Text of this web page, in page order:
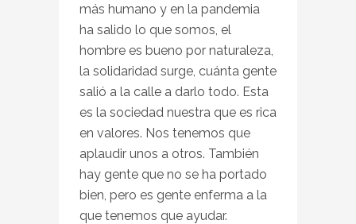
más humano y en la pandemia
ha salido lo que somos, el
hombre es bueno por naturaleza,
la solidaridad surge, cuánta gente
salió a la calle a darlo todo. Esta
es la sociedad nuestra que es rica
en valores. Nos tenemos que
aplaudir unos a otros. También
hay gente que no se ha portado
bien, pero es gente enferma a la
que tenemos que ayudar.